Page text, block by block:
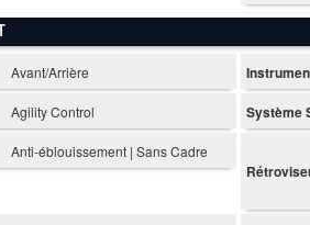
Avant/Arrière
Agility Control Système
Anti-éblouissement | Sans Cadre